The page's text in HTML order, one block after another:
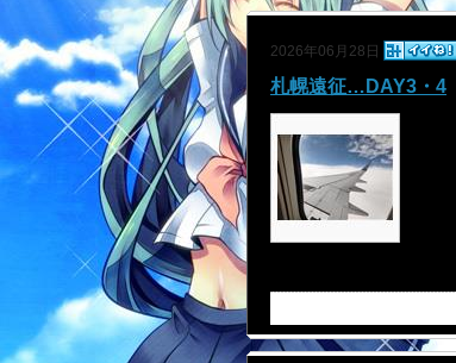
2026年06月28日
札幌遠征…DAY3・4